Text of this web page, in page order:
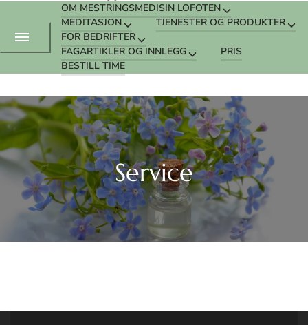
OM MESTRINGSMEDISIN LOFOTEN
MEDITASJON
TJENESTER OG PRODUKTER
FOR BEDRIFTER
FAGARTIKLER OG INNLEGG
PRIS
BESTILL TIME
Service